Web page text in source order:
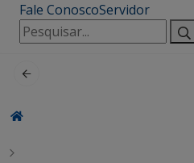
Fale ConoscoServidor
Pesquisar
por: